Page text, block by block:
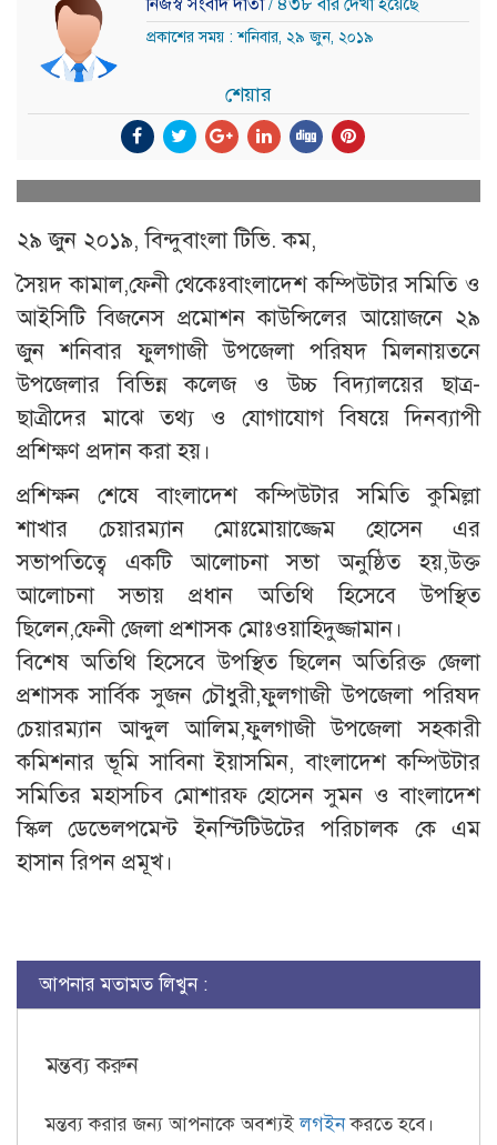
নিজস্ব সংবাদ দাতা/ ৪৩৮ বার দেখা হয়েছে
প্রকাশের সময় : শনিবার, ২৯ জুন, ২০১৯
শেয়ার
২৯ জুন ২০১৯, বিন্দুবাংলা টিভি. কম,
সৈয়দ কামাল,ফেনী থেকেঃবাংলাদেশ কম্পিউটার সমিতি ও
আইসিটি বিজনেস প্রমোশন কাউন্সিলের আয়োজনে ২৯
জুন শনিবার ফুলগাজী উপজেলা পরিষদ মিলনায়তনে
উপজেলার বিভিন্ন কলেজ ও উচ্চ বিদ্যালয়ের ছাত্র-
ছাত্রীদের মাঝে তথ্য ও যোগাযোগ বিষয়ে দিনব্যাপী
প্রশিক্ষণ প্রদান করা হয়।
প্রশিক্ষন শেষে বাংলাদেশ কম্পিউটার সমিতি কুমিল্লা
শাখার চেয়ারম্যান মোঃমোয়াজ্জেম হোসেন এর
সভাপতিত্বে একটি আলোচনা সভা অনুষ্ঠিত হয়,উক্ত
আলোচনা সভায় প্রধান অতিথি হিসেবে উপস্থিত
ছিলেন,ফেনী জেলা প্রশাসক মোঃওয়াহিদুজ্জামান।
বিশেষ অতিথি হিসেবে উপস্থিত ছিলেন অতিরিক্ত জেলা
প্রশাসক সার্বিক সুজন চৌধুরী,ফুলগাজী উপজেলা পরিষদ
চেয়ারম্যান আব্দুল আলিম,ফুলগাজী উপজেলা সহকারী
কমিশনার ভূমি সাবিনা ইয়াসমিন, বাংলাদেশ কম্পিউটার
সমিতির মহাসচিব মোশারফ হোসেন সুমন ও বাংলাদেশ
স্কিল ডেভেলপমেন্ট ইনস্টিটিউটের পরিচালক কে এম
হাসান রিপন প্রমূখ।
আপনার মতামত লিখুন :
মন্তব্য করুন
মন্তব্য করার জন্য আপনাকে অবশ্যইলগইনকরতে হবে।